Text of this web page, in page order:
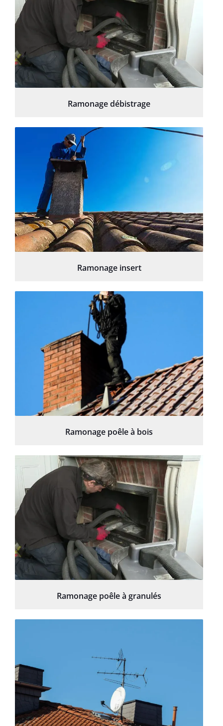
Ramonage débistrage
Ramonage insert
Ramonage poêle à bois
Ramonage poêle à granulés